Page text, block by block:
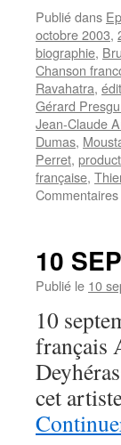
Publié dans
octobre 2003,
biographie,
Chanson
Ravahatra,
Gérard
Jean-Claude
Dumas,
Perret,
française,
10
Publié le 10
10
français
cet